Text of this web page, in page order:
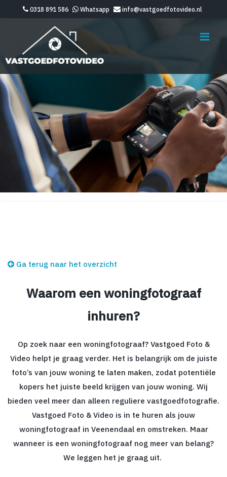
0318 891 586 Whatsapp info@vastgoedfotovideo.nl
Ga terug naar het overzicht
Waarom een woningfotograaf
inhuren?
Op zoek naar een woningfotograaf? Vastgoed Foto &
Video helpt je graag verder. Het is belangrijk om de juiste
foto’s van jouw woning te laten maken, zodat potentiële
kopers het juiste beeld krijgen van jouw woning. Wij
bieden veel meer dan alleen reguliere vastgoedfotografie.
Vastgoed Foto & Video is in te huren als jouw
woningfotograaf in Veenendaal en omstreken. Maar
wanneer is een woningfotograaf nog meer van belang?
We leggen het je graag uit.